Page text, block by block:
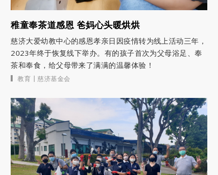
稚童奉茶道感恩 爸妈心头暖烘烘
慈济大爱幼教中心的感恩孝亲日因疫情转为线上活动三年，
2023年终于恢复线下举办。有的孩子首次为父母浴足、奉
茶和奉食，给父母带来了满满的温馨体验！
教育 | 慈济基金会